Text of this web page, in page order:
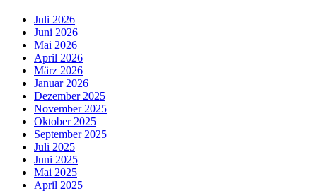
Juli 2026
Juni 2026
Mai 2026
April 2026
März 2026
Januar 2026
Dezember 2025
November 2025
Oktober 2025
September 2025
Juli 2025
Juni 2025
Mai 2025
April 2025